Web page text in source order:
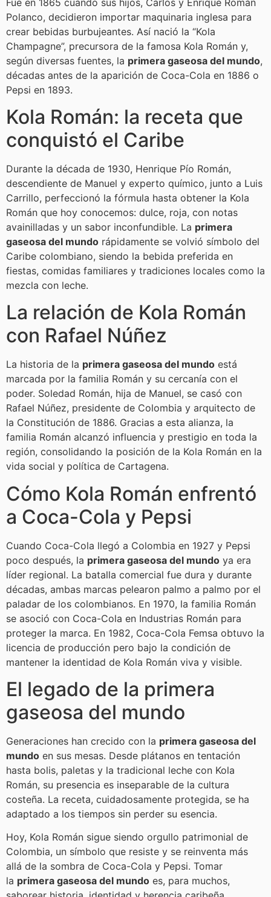
Polanco, decidieron importar maquinaria inglesa para
crear bebidas burbujeantes. Así nació la “Kola
Champagne”, precursora de la famosa Kola Román y,
según diversas fuentes, la primera gaseosa del mundo,
décadas antes de la aparición de Coca-Cola en 1886 o
Pepsi en 1893.
Kola Román: la receta que
conquistó el Caribe
Durante la década de 1930, Henrique Pío Román,
descendiente de Manuel y experto químico, junto a Luis
Carrillo, perfeccionó la fórmula hasta obtener la Kola
Román que hoy conocemos: dulce, roja, con notas
avainilladas y un sabor inconfundible. La primera
gaseosa del mundo rápidamente se volvió símbolo del
Caribe colombiano, siendo la bebida preferida en
fiestas, comidas familiares y tradiciones locales como la
mezcla con leche.
La relación de Kola Román
con Rafael Núñez
La historia de la primera gaseosa del mundo está
marcada por la familia Román y su cercanía con el
poder. Soledad Román, hija de Manuel, se casó con
Rafael Núñez, presidente de Colombia y arquitecto de
la Constitución de 1886. Gracias a esta alianza, la
familia Román alcanzó influencia y prestigio en toda la
región, consolidando la posición de la Kola Román en la
vida social y política de Cartagena.
Cómo Kola Román enfrentó
a Coca-Cola y Pepsi
Cuando Coca-Cola llegó a Colombia en 1927 y Pepsi
poco después, la primera gaseosa del mundo ya era
líder regional. La batalla comercial fue dura y durante
décadas, ambas marcas pelearon palmo a palmo por el
paladar de los colombianos. En 1970, la familia Román
se asoció con Coca-Cola en Industrias Román para
proteger la marca. En 1982, Coca-Cola Femsa obtuvo la
licencia de producción pero bajo la condición de
mantener la identidad de Kola Román viva y visible.
El legado de la primera
gaseosa del mundo
Generaciones han crecido con la primera gaseosa del
mundo en sus mesas. Desde plátanos en tentación
hasta bolis, paletas y la tradicional leche con Kola
Román, su presencia es inseparable de la cultura
costeña. La receta, cuidadosamente protegida, se ha
adaptado a los tiempos sin perder su esencia.
Hoy, Kola Román sigue siendo orgullo patrimonial de
Colombia, un símbolo que resiste y se reinventa más
allá de la sombra de Coca-Cola y Pepsi. Tomar
la primera gaseosa del mundo es, para muchos,